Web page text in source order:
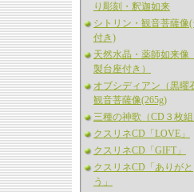
り彫刻・釈迦如来
シトリン・観音菩薩像
付き)
天然水晶・薬師如来像
製台座付き）
オブシディアン（黒曜
観音菩薩像(265g)
三種の神歌（CD３枚組
クスリネCD「LOVE」
クスリネCD「GIFT」
クスリネCD「ありがと
う」